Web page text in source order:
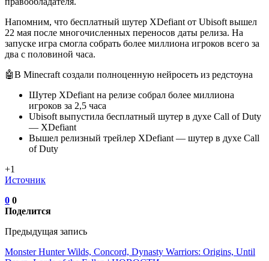
Напомним, что бесплатный шутер XDefiant от Ubisoft вышел
22 мая после многочисленных переносов даты релиза. На
запуске игра смогла собрать более миллиона игроков всего за
два с половиной часа.
🤖В Minecraft создали полноценную нейросеть из редстоуна
Шутер XDefiant на релизе собрал более миллиона
игроков за 2,5 часа
Ubisoft выпустила бесплатный шутер в духе Call of Duty
— XDefiant
Вышел релизный трейлер XDefiant — шутер в духе Call
of Duty
+1
Источник
0 0
Поделится
Предыдущая запись
Monster Hunter Wilds, Concord, Dynasty Warriors: Origins, Until